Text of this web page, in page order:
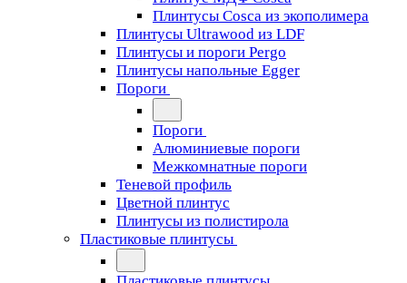
Плинтусы Cosca из экополимера
Плинтусы Ultrawood из LDF
Плинтусы и пороги Pergo
Плинтусы напольные Egger
Пороги
Пороги
Алюминиевые пороги
Межкомнатные пороги
Теневой профиль
Цветной плинтус
Плинтусы из полистирола
Пластиковые плинтусы